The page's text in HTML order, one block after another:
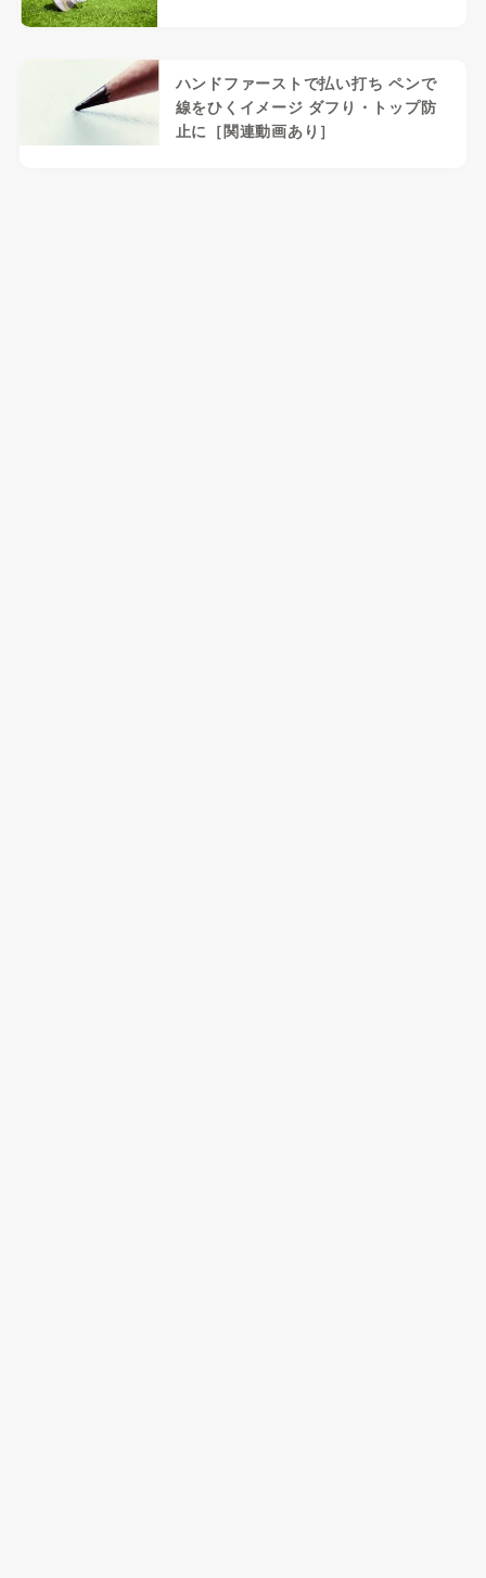
ハンドファーストで払い打ち ペンで
線をひくイメージ ダフり・トップ防
止に［関連動画あり］